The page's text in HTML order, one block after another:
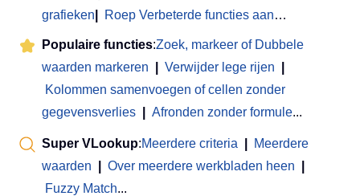
grafieken
Roep Verbeterde functies aan…
Populaire functies:Zoek, markeer of Dubbele
waarden markeren
Verwijder lege rijen
Kolommen samenvoegen of cellen zonder
gegevensverlies
Afronden zonder formule...
Super VLookup:Meerdere criteria
Meerdere
waarden
Over meerdere werkbladen heen
Fuzzy Match...